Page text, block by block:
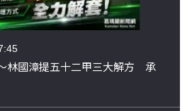
林國漳提五十二甲三大解方 承